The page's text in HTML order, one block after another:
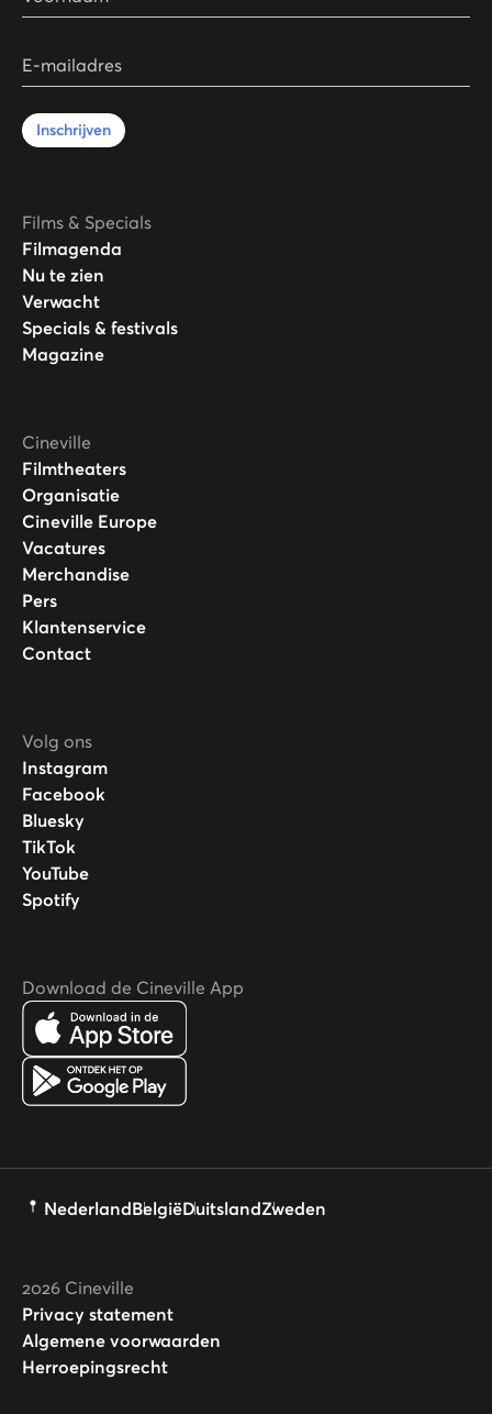
E-mailadres
Inschrijven
Films & Specials
Filmagenda
Nu te zien
Verwacht
Specials & festivals
Magazine
Cineville
Filmtheaters
Organisatie
Cineville Europe
Vacatures
Merchandise
Pers
Klantenservice
Contact
Volg ons
Instagram
Facebook
Bluesky
TikTok
YouTube
Spotify
Download de Cineville App
NederlandBelgiëDuitslandZweden
2026 Cineville
Privacy statement
Algemene voorwaarden
Herroepingsrecht